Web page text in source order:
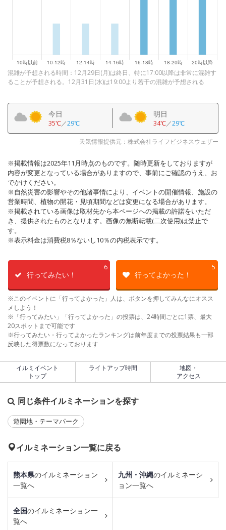
混雑が予想される時間：12月29日(月)は終日、特に17:00以降は非常に混雑す
ることが予想される。12月31日(水)は19:00より若干の混雑が予想される
今日
35℃／29℃
明日
34℃／29℃
天気情報提供元：株式会社ライフビジネスウェザー
※掲載情報は2025年11月時点のものです。随時更新をしておりますが
内容が変更となっている場合がありますので、事前にご確認のうえ、お
でかけください。
※自然災害の影響やその他諸事情により、イベントの開催情報、施設の
営業時間、植物の開花・見頃期間などは変更になる場合があります。
※掲載されている画像は取材先から本ページへの掲載の許諾をいただ
き、提供されたものとなります。画像の無断転載(二次使用)は禁止で
す。
※表示料金は消費税8％ないし10％の内税表示です。
6
行ってみたい！
5
行ってよかった！
※このイベントに「行ってよかった」人は、ボタンを押してみんなにオスス
メしよう！
※「行ってみたい」「行ってよかった」の投票は、24時間ごとに1票、最大
20スポットまで可能です
※行ってみたい・行ってよかったランキングは前年度までの投票結果も一部
反映した得票数になっております
イルミイベント
トップ
ライトアップ時間
地図・
アクセス
同じ条件イルミネーションを探す
遊園地・テーマパーク
イルミネーション一覧に戻る
熊本県のイルミネーション
一覧へ
九州・沖縄のイルミネーシ
ョン一覧へ
全国のイルミネーション一
覧へ